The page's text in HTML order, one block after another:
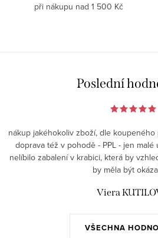
při nákupu nad 1 500 Kč
Poslední
VŠECHNA
nákup jakéhokoliv zboží, dle
doprava též v pohodě - PPL - jen
nelíbilo zabalení v krabici, která by
by měla být
Viera